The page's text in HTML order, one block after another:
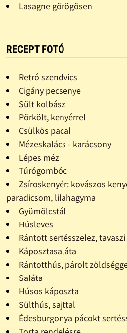
Lasagne görögösen
RECEPT FOTÓ
Retró szendvics
Cigány pecsenye
Sült kolbász
Pörkölt, kenyérrel
Csülkös pacal
Mézeskalács - karácsony
Lépes méz
Túrógombóc
Zsíroskenyér: kovászos
paradicsom, lilahagyma
Gyümölcstál
Húsleves
Rántott sertésszelez, tavaszi
Káposztasaláta
Rántotthús, párolt
Saláta
Húsos káposzta
Sülthús, sajttal
Édesburgonya pácokt